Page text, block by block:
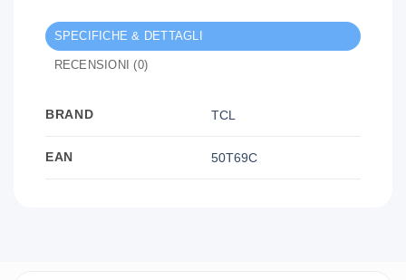
SPECIFICHE & DETTAGLI
RECENSIONI (0)
BRAND TCL
EAN 50T69C